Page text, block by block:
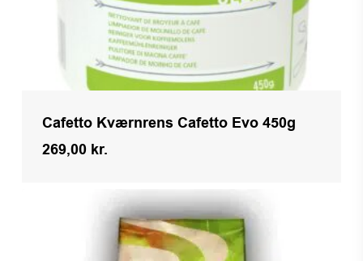
Cafetto Kværnrens Cafetto Evo 450g
269,00 kr.